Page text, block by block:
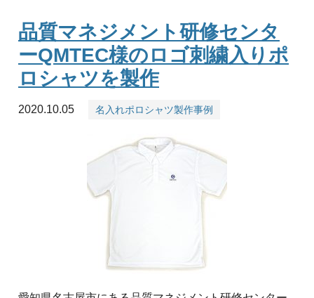
品質マネジメント研修センタ
ーQMTEC様のロゴ刺繍入りポ
ロシャツを製作
2020.10.05 名入れポロシャツ製作事例